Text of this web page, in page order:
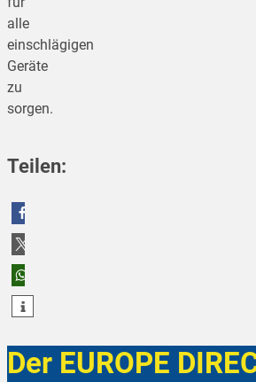
alle
einschlägigen
Geräte
zu
sorgen.
Teilen:
teilen
teilen
teilen
Der EUROPE